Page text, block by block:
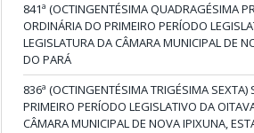
841ª (OCTINGENTÉSIMA QUADRAGÉSIMA
ORDINÁRIA DO PRIMEIRO PERÍODO
LEGISLATURA DA CÂMARA MUNICIPAL DE
DO PARÁ
836ª (OCTINGENTÉSIMA TRIGÉSIMA
PRIMEIRO PERÍODO LEGISLATIVO DA
CÂMARA MUNICIPAL DE NOVA IPIXUNA,